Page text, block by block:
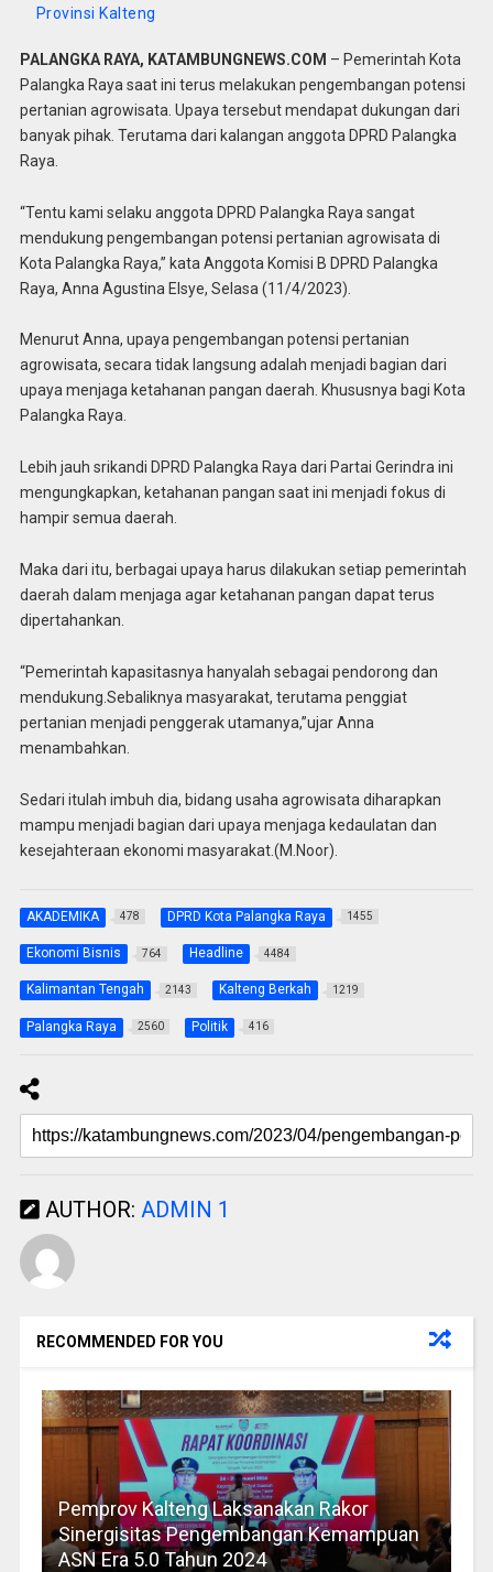
Provinsi Kalteng
PALANGKA RAYA, KATAMBUNGNEWS.COM – Pemerintah Kota
Palangka Raya saat ini terus melakukan pengembangan potensi
pertanian agrowisata. Upaya tersebut mendapat dukungan dari
banyak pihak. Terutama dari kalangan anggota DPRD Palangka
Raya.
“Tentu kami selaku anggota DPRD Palangka Raya sangat
mendukung pengembangan potensi pertanian agrowisata di
Kota Palangka Raya,” kata Anggota Komisi B DPRD Palangka
Raya, Anna Agustina Elsye, Selasa (11/4/2023).
Menurut Anna, upaya pengembangan potensi pertanian
agrowisata, secara tidak langsung adalah menjadi bagian dari
upaya menjaga ketahanan pangan daerah. Khususnya bagi Kota
Palangka Raya.
Lebih jauh srikandi DPRD Palangka Raya dari Partai Gerindra ini
mengungkapkan, ketahanan pangan saat ini menjadi fokus di
hampir semua daerah.
Maka dari itu, berbagai upaya harus dilakukan setiap pemerintah
daerah dalam menjaga agar ketahanan pangan dapat terus
dipertahankan.
“Pemerintah kapasitasnya hanyalah sebagai pendorong dan
mendukung.Sebaliknya masyarakat, terutama penggiat
pertanian menjadi penggerak utamanya,”ujar Anna
menambahkan.
Sedari itulah imbuh dia, bidang usaha agrowisata diharapkan
mampu menjadi bagian dari upaya menjaga kedaulatan dan
kesejahteraan ekonomi masyarakat.(M.Noor).
AKADEMIKA 478 DPRD Kota Palangka Raya 1455
Ekonomi Bisnis 764 Headline 4484
Kalimantan Tengah 2143 Kalteng Berkah 1219
Palangka Raya 2560 Politik 416
AUTHOR: ADMIN 1
RECOMMENDED FOR YOU
Pemprov Kalteng Laksanakan Rakor
Sinergisitas Pengembangan Kemampuan
ASN Era 5.0 Tahun 2024